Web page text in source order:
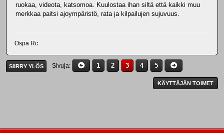
ruokaa, videota, katsomoa. Kuulostaa ihan siltä että kaikki muu
merkkaa paitsi ajoympäristö, rata ja kilpailujen sujuvuus.
Ospa Rc
SIIRRY YLÖS Sivuja 1 2 3 4 5
KÄYTTÄJÄN TOIMET